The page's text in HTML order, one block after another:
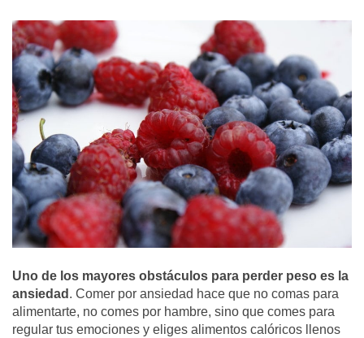
Uno de los mayores obstáculos para perder peso es la
ansiedad. Comer por ansiedad hace que no comas para
alimentarte, no comes por hambre, sino que comes para
regular tus emociones y eliges alimentos calóricos llenos